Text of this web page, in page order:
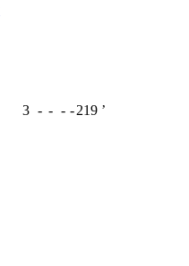
3 - - - -219 ʼ